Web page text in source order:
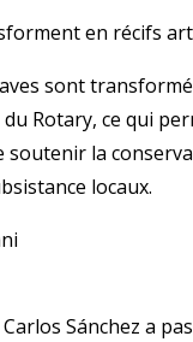
en récifs
sont
du Rotary, ce qui
soutenir la
locaux.
Sánchez a